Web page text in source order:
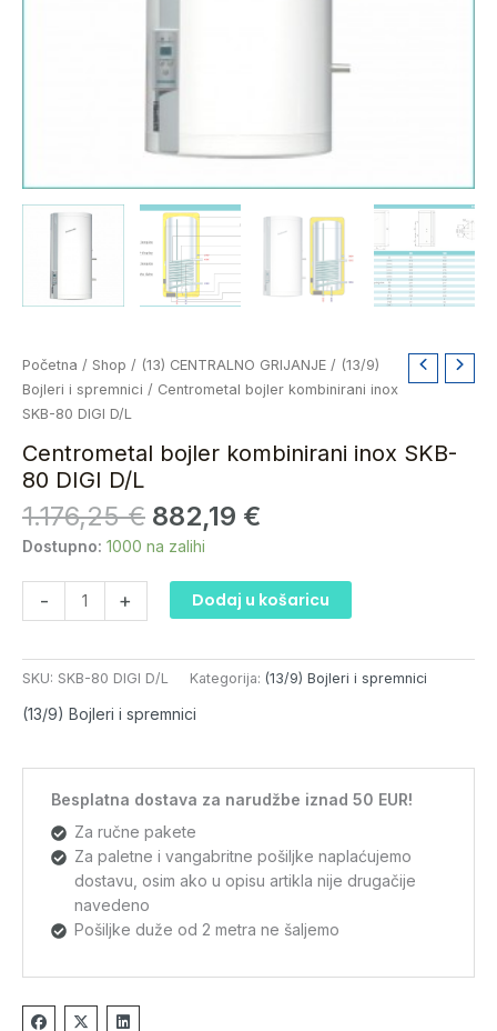
Početna / Shop / (13) CENTRALNO GRIJANJE / (13/9)
Bojleri i spremnici / Centrometal bojler kombinirani inox
SKB-80 DIGI D/L
Centrometal bojler kombinirani inox SKB-
80 DIGI D/L
1.176,25€
Izvorna
cijena
1.176,25 €.
882,19 €
Trenutna
cijena
Dostupno: 1000 na zalihi
-
Centrometal
bojler
kombinirani
SKB-
80
DIGI
količina
+ Dodaj u košaricu
SKU: SKB-80 DIGI D/L Kategorija: (13/9) Bojleri i spremnici
(13/9) Bojleri i spremnici
Besplatna dostava za narudžbe iznad 50 EUR!
Za ručne pakete
Za paletne i vangabritne pošiljke naplaćujemo
dostavu, osim ako u opisu artikla nije drugačije
navedeno
Pošiljke duže od 2 metra ne šaljemo